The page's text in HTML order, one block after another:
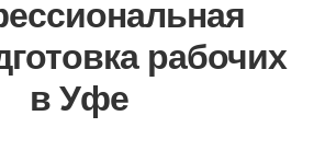
рабочих
в Уфе